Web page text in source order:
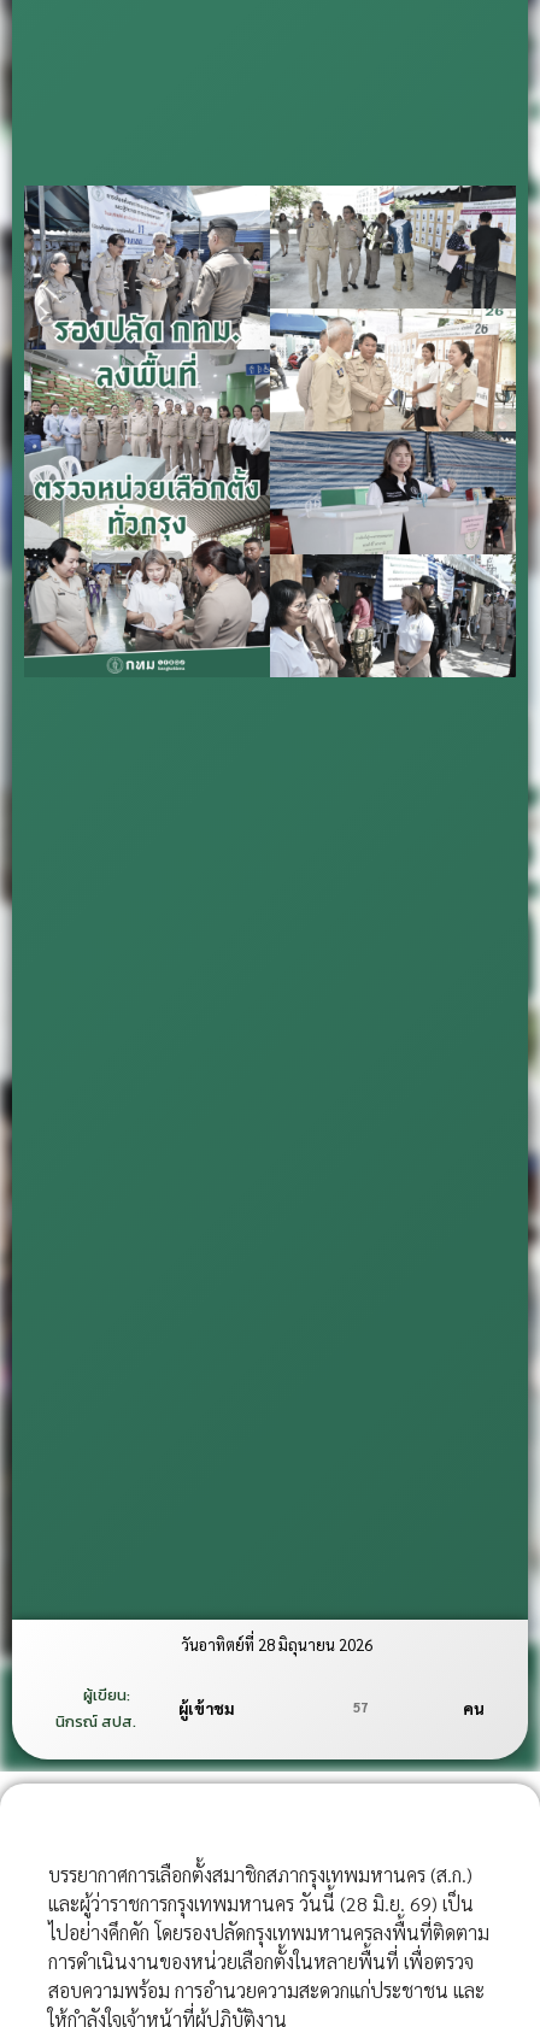
วันอาทิตย์ที่ 28 มิถุนายน 2026
ผู้เขียน:
นิกรณ์ สปส.
ผู้เข้าชม 57 คน
บรรยากาศการเลือกตั้งสมาชิกสภากรุงเทพมหานคร (ส.ก.)
และผู้ว่าราชการกรุงเทพมหานคร วันนี้ (28 มิ.ย. 69) เป็น
ไปอย่างคึกคัก โดยรองปลัดกรุงเทพมหานครลงพื้นที่ติดตาม
การดำเนินงานของหน่วยเลือกตั้งในหลายพื้นที่ เพื่อตรวจ
สอบความพร้อม การอำนวยความสะดวกแก่ประชาชน และ
ให้กำลังใจเจ้าหน้าที่ผู้ปฏิบัติงาน